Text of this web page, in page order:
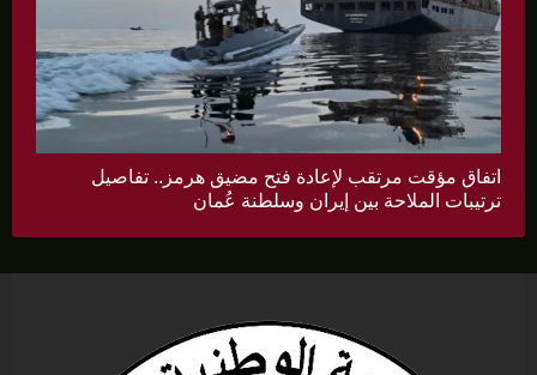
اتفاق مؤقت مرتقب لإعادة فتح مضيق هرمز.. تفاصيل
ترتيبات الملاحة بين إيران وسلطنة عُمان